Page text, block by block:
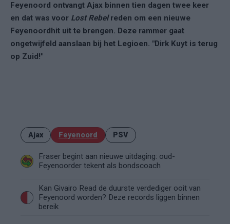
Feyenoord ontvangt Ajax binnen tien dagen twee keer
en dat was voor Lost Rebelreden om een nieuwe
Feyenoordhit uit te brengen. Deze rammer gaat
ongetwijfeld aanslaan bij het Legioen. "Dirk Kuyt is terug
op Zuid!"
Ajax Feyenoord PSV
Fraser begint aan nieuwe uitdaging: oud-
Feyenoorder tekent als bondscoach
Kan Givairo Read de duurste verdediger ooit van
Feyenoord worden? Deze records liggen binnen
bereik